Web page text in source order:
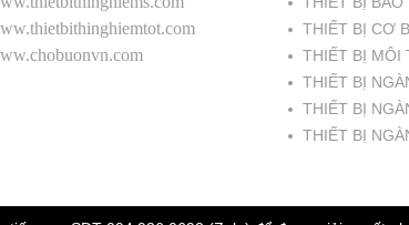
THIẾT BỊ CƠ
THIẾT BỊ MÔI
THIẾT BỊ
THIẾT BỊ
THIẾT BỊ